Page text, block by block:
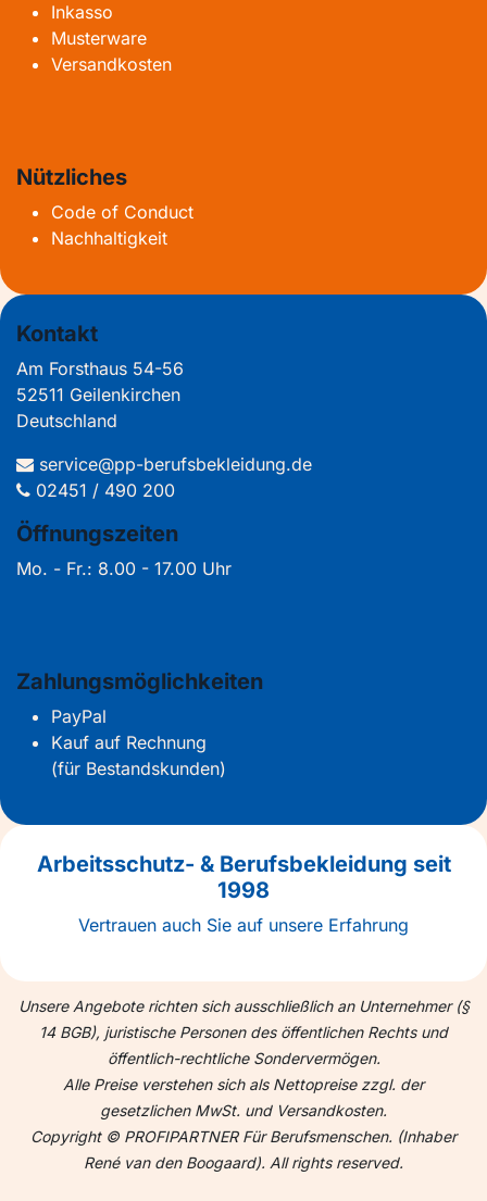
Inkasso
Musterware
Versandkosten
Nützliches
Code of Conduct
Nachhaltigkeit
Kontakt
Am Forsthaus 54-56
52511 Geilenkirchen
Deutschland
service@pp-berufsbekleidung.de
02451 / 490 200
Öffnungszeiten
Mo. - Fr.: 8.00 - 17.00 Uhr
Zahlungsmöglichkeiten
PayPal
Kauf auf Rechnung
(für Bestandskunden)
Arbeitsschutz- & Berufsbekleidung seit
1998
Vertrauen auch Sie auf unsere Erfahrung
Unsere Angebote richten sich ausschließlich an Unternehmer (§
14 BGB), juristische Personen des öffentlichen Rechts und
öffentlich-rechtliche Sondervermögen.
Alle Preise verstehen sich als Nettopreise zzgl. der
gesetzlichen MwSt. und Versandkosten.
Copyright © PROFIPARTNER Für Berufsmenschen. (Inhaber
René van den Boogaard). All rights reserved.